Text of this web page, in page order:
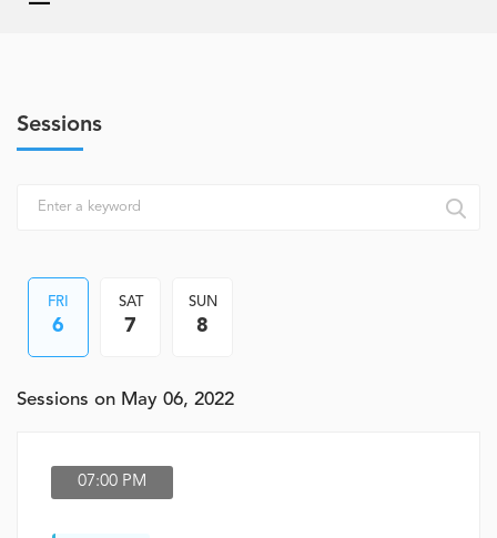
Sessions
FRI
6
SAT
7
SUN
8
Sessions on May 06, 2022
07:00 PM